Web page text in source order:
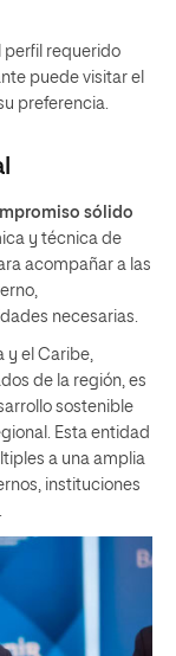
perfil requerido
puede visitar el
preferencia.
sólido
y técnica de
acompañar a las
necesarias.
y el Caribe,
de la región, es
sostenible
Esta entidad
a una amplia
instituciones